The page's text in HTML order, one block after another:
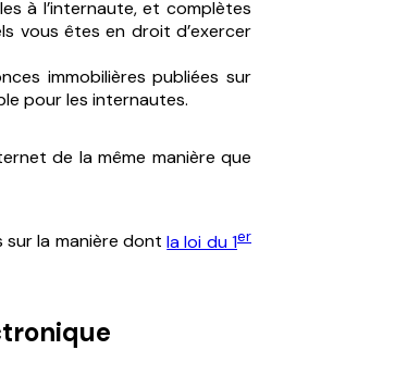
à l’internaute, et complètes
vous êtes en droit d’exercer
immobilières publiées sur
pour les internautes.
de la même manière que
sur la manière dontla loi du 1er